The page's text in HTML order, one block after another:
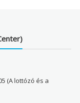
(A lottózó és a